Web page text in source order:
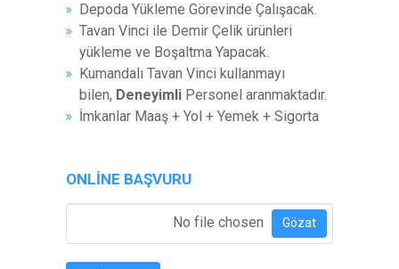
Depoda Yükleme Görevinde Çalışacak.
Tavan Vinci ile Demir Çelik ürünleri
yükleme ve Boşaltma Yapacak.
Kumandalı Tavan Vinci kullanmayı
bilen, Deneyimli Personel aranmaktadır.
İmkanlar Maaş + Yol + Yemek + Sigorta
ONLINE BAŞVURU
No file chosen Gözat